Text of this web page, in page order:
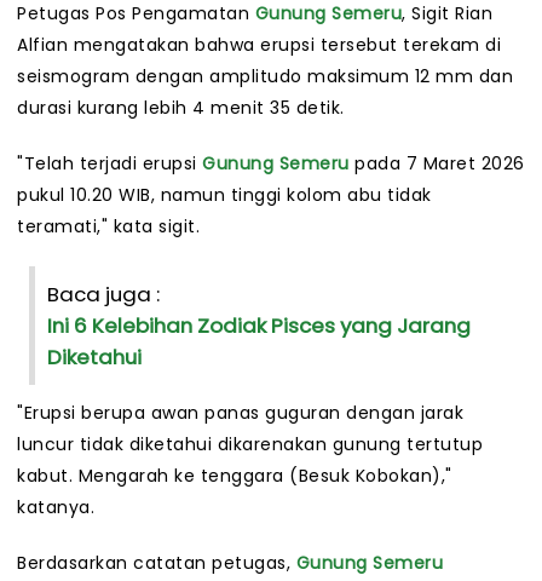
Petugas Pos Pengamatan Gunung Semeru, Sigit Rian
Alfian mengatakan bahwa erupsi tersebut terekam di
seismogram dengan amplitudo maksimum 12 mm dan
durasi kurang lebih 4 menit 35 detik.
"Telah terjadi erupsi Gunung Semeru pada 7 Maret 2026
pukul 10.20 WIB, namun tinggi kolom abu tidak
teramati," kata sigit.
Baca juga :
Ini 6 Kelebihan Zodiak Pisces yang Jarang
Diketahui
"Erupsi berupa awan panas guguran dengan jarak
luncur tidak diketahui dikarenakan gunung tertutup
kabut. Mengarah ke tenggara (Besuk Kobokan),"
katanya.
Berdasarkan catatan petugas, Gunung Semeru